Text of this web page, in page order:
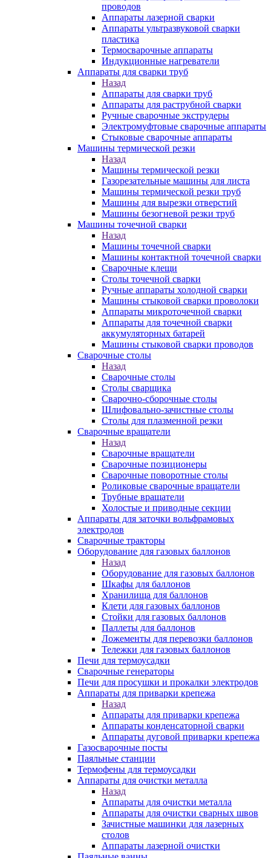
проводов
Аппараты лазерной сварки
Аппараты ультразвуковой сварки
пластика
Термосварочные аппараты
Индукционные нагреватели
Аппараты для сварки труб
Назад
Аппараты для сварки труб
Аппараты для раструбной сварки
Ручные сварочные экструдеры
Электромуфтовые сварочные аппараты
Стыковые сварочные аппараты
Машины термической резки
Назад
Машины термической резки
Газорезательные машины для листа
Машины термической резки труб
Машины для вырезки отверстий
Машины безогневой резки труб
Машины точечной сварки
Назад
Машины точечной сварки
Машины контактной точечной сварки
Сварочные клещи
Столы точечной сварки
Ручные аппараты холодной сварки
Машины стыковой сварки проволоки
Аппараты микроточечной сварки
Аппараты для точечной сварки
аккумуляторных батарей
Машины стыковой сварки проводов
Сварочные столы
Назад
Сварочные столы
Столы сварщика
Сварочно-сборочные столы
Шлифовально-зачистные столы
Столы для плазменной резки
Сварочные вращатели
Назад
Сварочные вращатели
Сварочные позиционеры
Сварочные поворотные столы
Роликовые сварочные вращатели
Трубные вращатели
Холостые и приводные секции
Аппараты для заточки вольфрамовых
электродов
Сварочные тракторы
Оборудование для газовых баллонов
Назад
Оборудование для газовых баллонов
Шкафы для баллонов
Хранилища для баллонов
Клети для газовых баллонов
Стойки для газовых баллонов
Паллеты для баллонов
Ложементы для перевозки баллонов
Тележки для газовых баллонов
Печи для термоусадки
Сварочные генераторы
Печи для просушки и прокалки электродов
Аппараты для приварки крепежа
Назад
Аппараты для приварки крепежа
Аппараты конденсаторной сварки
Аппараты дуговой приварки крепежа
Газосварочные посты
Паяльные станции
Термофены для термоусадки
Аппараты для очистки металла
Назад
Аппараты для очистки металла
Аппараты для очистки сварных швов
Зачистные машинки для лазерных
столов
Аппараты лазерной очистки